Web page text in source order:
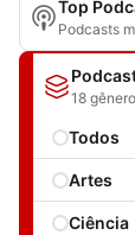
Top
Podcasts
18
Todos
Artes
Ciência